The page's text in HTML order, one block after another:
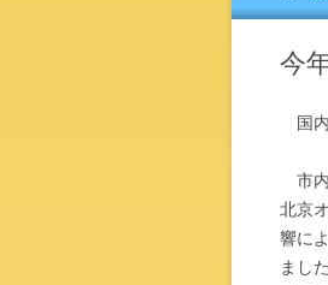
今
国内
市内
北京
響に
ました